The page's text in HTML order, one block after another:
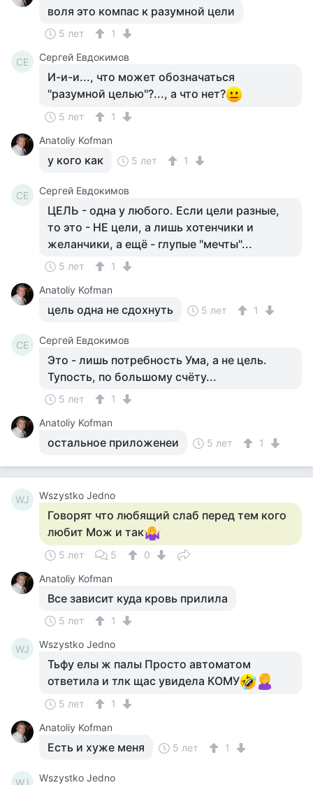
воля это компас к разумной цели
5 лет 1
СЕ Сергей Евдокимов
И-и-и..., что может обозначаться
"разумной целью"?..., а что нет?
5 лет
1
Anatoliy Kofman
у кого как 5 лет 1
СЕ Сергей Евдокимов
ЦЕЛЬ - одна у любого. Если цели разные,
то это - НЕ цели, а лишь хотенчики и
желанчики, а ещё - глупые "мечты"...
5 лет
1
Anatoliy Kofman
цель одна не сдохнуть 5 лет 1
СЕ Сергей Евдокимов
Это - лишь потребность Ума, а не цель.
Тупость, по большому счёту...
5 лет
1
Anatoliy Kofman
остальное приложенеи 5 лет 1
WJ Wszystko Jedno
Говорят что любящий слаб перед тем кого
любит Мож и так
5 лет 5
0
Anatoliy Kofman
Все зависит куда кровь прилила
5 лет 1
WJ Wszystko Jedno
Тьфу елы ж палы Просто автоматом
ответила и тлк щас увидела КОМУ
5 лет
1
Anatoliy Kofman
Есть и хуже меня 5 лет 1
WJ Wszystko Jedno